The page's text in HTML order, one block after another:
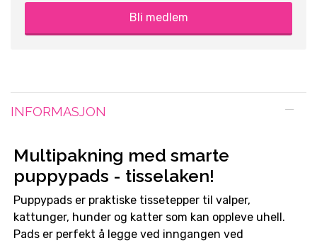
Bli medlem
INFORMASJON
Multipakning med smarte
puppypads - tisselaken!
Puppypads er praktiske tissetepper til valper,
kattunger, hunder og katter som kan oppleve uhell.
Pads er perfekt å legge ved inngangen ved